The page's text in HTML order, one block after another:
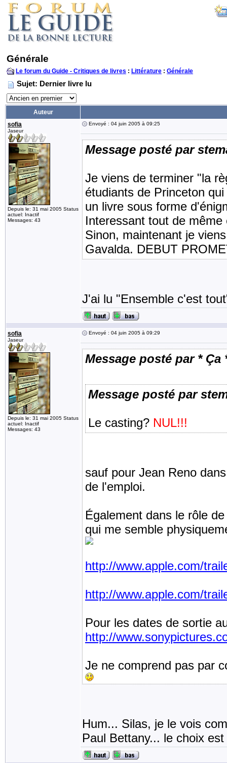
Générale
Le forum du Guide - Critiques de livres : Littérature : Générale
Sujet: Dernier livre lu
Auteur
sofia
Jaseur
Depuis le: 31 mai 2005 Status
actuel: Inactif
Messages: 43
Envoyé : 04 juin 2005 à 09:25
Message posté par
Je viens de terminer "la
étudiants de Princeton
un livre sous forme
Interessant tout de
Sinon, maintenant je
Gavalda. DEBUT
J'ai lu "Ensemble c'est
sofia
Jaseur
Depuis le: 31 mai 2005 Status
actuel: Inactif
Messages: 43
Envoyé : 04 juin 2005 à 09:29
Message posté par * Ça
Message posté par
Le casting? NUL!!!
sauf pour Jean Reno
de l'emploi.
Également dans le rôle
qui me semble
http://www.apple.com/
http://www.apple.com/
Pour les dates de sortie
http://
Je ne comprend pas par
Hum... Silas, je le vois
Paul Bettany... le choix